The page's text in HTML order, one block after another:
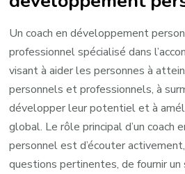
Un coach en développement
professionnel spécialisé dans
visant à aider les personnes à
personnels et professionnels, à
développer leur potentiel et à
global. Le rôle principal d’un coach
personnel est d’écouter
questions pertinentes, de fournir